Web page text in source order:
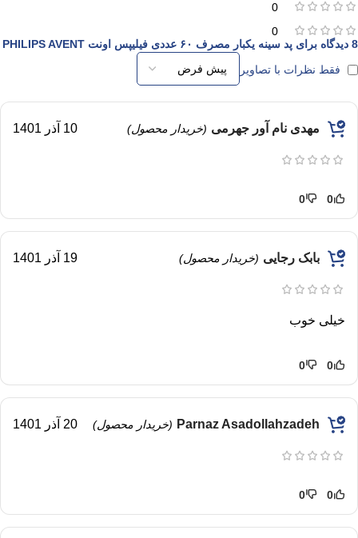
0
0
8 دیدگاه برای
پد سینه یکبار مصرف ۶۰ عددی فیلیپس اونت PHILIPS AVENT
فقط نظرات با تصاویر
مهدی نام آور جهرمی (خریدار محصول) 10 آذر 1401
0
0
بابک رجایی (خریدار محصول) 19 آذر 1401
خیلی خوب
0
0
(خریدار محصول) 20 آذر 1401
0
0